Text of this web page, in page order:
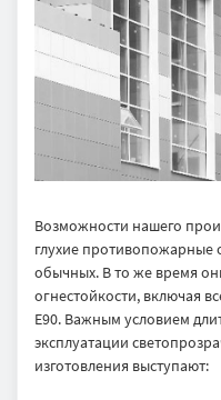
Возможности нашего
глухие противопожарные
обычных. В то же время
огнестойкости, включая
Е90. Важным условием
эксплуатации
изготовления выступают: